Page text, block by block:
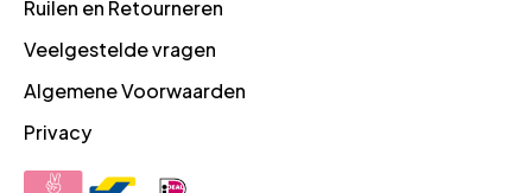
Ruilen en Retourneren
Veelgestelde vragen
Algemene Voorwaarden
Privacy